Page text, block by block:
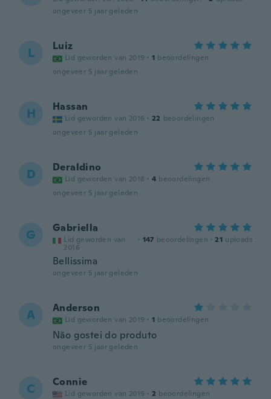
ongeveer 5 jaar geleden
L Luiz
Lid geworden van 2019 · 1 beoordelingen
ongeveer 5 jaar geleden
H Hassan
Lid geworden van 2016 · 22 beoordelingen
ongeveer 5 jaar geleden
D Deraldino
Lid geworden van 2018 · 4 beoordelingen
ongeveer 5 jaar geleden
G Gabriella
Lid geworden van
2016
· 147 beoordelingen · 21 uploads
Bellissima
ongeveer 5 jaar geleden
A Anderson
Lid geworden van 2019 · 1 beoordelingen
Não gostei do produto
ongeveer 5 jaar geleden
C Connie
Lid geworden van 2019 · 2 beoordelingen